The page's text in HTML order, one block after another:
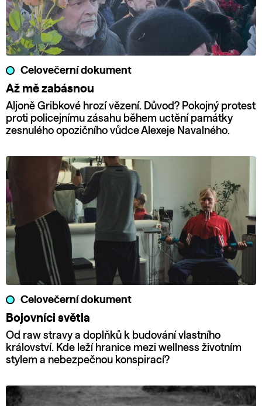
Celovečerní dokument
Až mě zabásnou
Aljoně Gribkové hrozí vězení. Důvod? Pokojný protest
proti policejnímu zásahu během uctění památky
zesnulého opozičního vůdce Alexeje Navalného.
Celovečerní dokument
Bojovníci světla
Od raw stravy a doplňků k budování vlastního
království. Kde leží hranice mezi wellness životním
stylem a nebezpečnou konspirací?